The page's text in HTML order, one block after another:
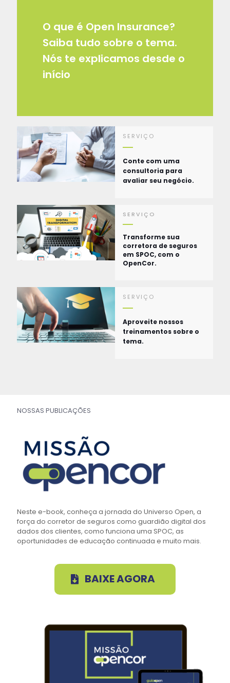
O que é Open Insurance?
Saiba tudo sobre o tema.
Nós te explicamos desde o
início
SERVIÇO
Conte com uma
consultoria para
avaliar seu negócio.
SERVIÇO
Transforme sua
corretora de seguros
em SPOC, com o
OpenCor.
SERVIÇO
Aproveite nossos
treinamentos sobre o
tema.
NOSSAS PUBLICAÇÕES
Neste e-book, conheça a jornada do Universo Open, a
força do corretor de seguros como guardião digital dos
dados dos clientes, como funciona uma SPOC, as
oportunidades de educação continuada e muito mais.
BAIXE AGORA